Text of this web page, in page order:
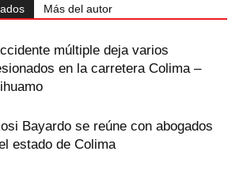
Más del autor
múltiple deja varios
en la carretera Colima –
Bayardo se reúne con abogados
estado de Colima